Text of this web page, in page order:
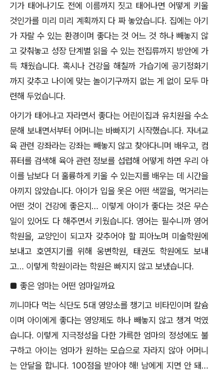
기가 태어나기도 전에 이름까지 짓고 태어나면 어떻게 키울
것인가를 미리 미리 계획까지 다 짜 놓았습니다. 집에는 아기
가 자랄 수 있는 환경이며 좋다는 것 어느 것 하나 빼놓지 않
고 갖춰놓고 성장 단계별 읽을 수 있는 전집류까지 방안에 가
득 채웠습니다. 혹시나 건강을 해칠까 가습기에 공기정화기
까지 갖추고 나이에 맞는 놀이기구까지 없는 게 없이 모두 마
련해 두었습니다.
아기가 태어나고 자라면서 좋다는 어린이집과 유치원을 수소
문해 보내면서부터 어머니는 바빠지기 시작했습니다.자녀교
육 관련 강좌라는 강좌는 빼놓지 않고 찾아다니며 배우고, 컴
퓨터를 검색해 육아 관련 정보를 섭렵해 어떻게 하면 우리 아
이를 남보다 더 훌륭하게 키울 수 있는지를 배우는 데 시간을
아끼지 않았습니다. 아이가 입을 옷은 어떤 색깔을 먹거리는
어떤 것이 건강에 좋은지 … 이렇게 아이가 좋다는 것은 무슨
일이 있어도 다 해주면서 키웠습니다. 영어는 필수니까 영어
학원을 ,교양인이 되고자 갖추어야 할 피아노며 미술학원에
보내고 호연지기를 위해 웅변학원
태권도 학원에도 보내
고… 이렇게 학원이라는 학원은 빠지지 않고 보냈습니다.
■ 좋은 엄마는 어떤 엄마일까요
끼니마다 먹는 식단도 5대 영양소를 챙기고 비타민이며 칼슘
이며 아이에게 좋다는 영양제도 하나 빼놓지 않고 챙겨 먹였
습니다. 이렇게 지극정성을 다한 갸륵한 엄마의 정성에도 불
구하고 아이는 엄마가 원하는 모습으로 자라지 않아 어머니
는 안달을 합니다. 100점을 받아야 해! 남에게 지면 안 돼…